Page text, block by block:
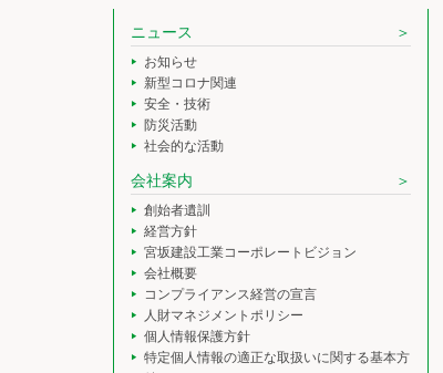
ニュース
お知らせ
新型コロナ関連
安全・技術
防災活動
社会的な活動
会社案内
創始者遺訓
経営方針
宮坂建設工業コーポレートビジョン
会社概要
コンプライアンス経営の宣言
人財マネジメントポリシー
個人情報保護方針
特定個人情報の適正な取扱いに関する基本方